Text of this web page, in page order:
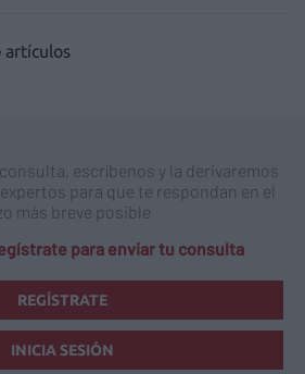
artículos
escríbenos y la derivaremos
para que te respondan en el
más breve posible
para enviar tu consulta
REGÍSTRATE
INICIA SESIÓN